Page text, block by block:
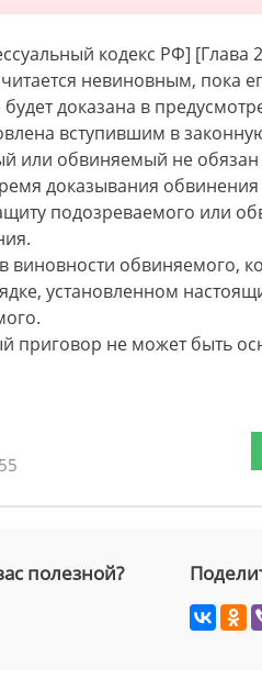
кодекс РФ] [Глава
невиновным, пока
будет доказана в
вступившим в
или обвиняемый не обязан
доказывания
подозреваемого или
виновности обвиняемого,
установленном
приговор не может быть
полезной?